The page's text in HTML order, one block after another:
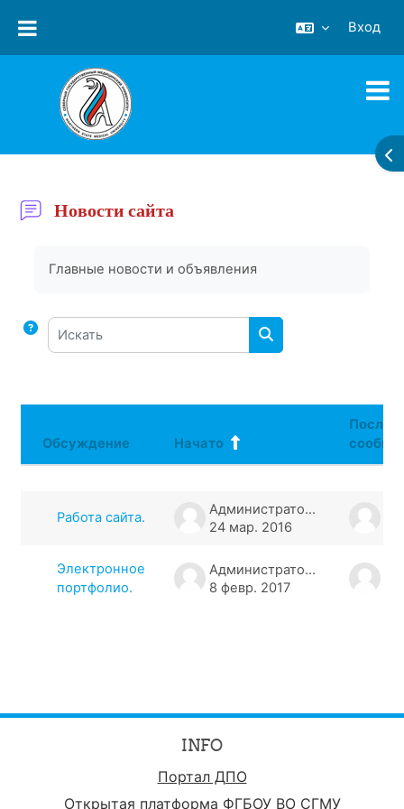
Вход
Новости сайта
Главные новости и объявления
Искать
ИСКАТЬ
Статус
Обсуждение Начато
Работа сайта.
Администратор .
24 мар. 2016
Электронное
портфолио.
Администратор .
8 февр. 2017
INFO
Портал ДПО
Открытая платформа ФГБОУ ВО СГМУ